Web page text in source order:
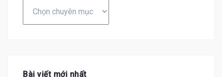
Bài viết mới nhất